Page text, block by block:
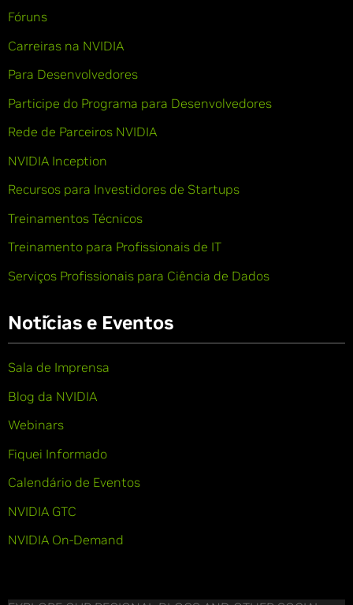
Fóruns
Carreiras na NVIDIA
Para Desenvolvedores
Participe do Programa para Desenvolvedores
Rede de Parceiros NVIDIA
NVIDIA Inception
Recursos para Investidores de Startups
Treinamentos Técnicos
Treinamento para Profissionais de IT
Serviços Profissionais para Ciência de Dados
Notícias e Eventos
Sala de Imprensa
Blog da NVIDIA
Webinars
Fiquei Informado
Calendário de Eventos
NVIDIA GTC
NVIDIA On-Demand